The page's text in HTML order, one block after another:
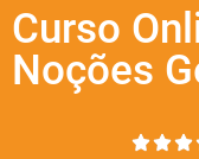
Curso
Noções